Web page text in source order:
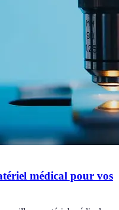
médical pour vos